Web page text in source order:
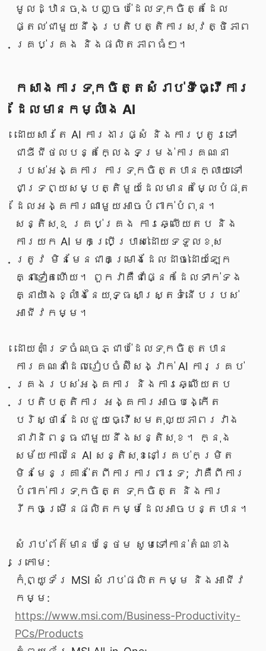
មូលដ្ឋានចុងបញ្ចប់ដែលទុកចិត្តដែល
ផ្តល់ជាមួយនឹងប្រតិបត្តិការសុវត្ថិភាព
គ្រប់គ្រង និងផលិតភាពធំៗ។
កសាងការទុកចិត្តសំរាប់ទីធ្វើការ
ដែលមានកម្លាំង AI
ដោយសារតែ AI ការងារផ្សំ និងការប្តូរទៅ
ជាឌីជីថលបន្តក្លែងទម្រង់ការគណនា
របស់អង្គការ ការទុកចិត្តបានក្លាយទៅ
ជាទ្រព្យសម្បត្តិមួយដែលមានតម្លៃបំផុត
ដែលអង្គការណាមួយអាចបំពាក់បំពុន។
សន្តិសុខ គ្រប់គ្រង ការឆ្លើយតប និង
ការយក AI មកប្រើប្រាស់ដោយទទួលខុស
ត្រូវ មិនមែនជាគម្រោងដែលដាច់ដោយឡែក
គ្នាទៀតហើយ។ ពួកវាគឺជាផ្នែកដែលទាក់ទង
គ្នាយ៉ាងខ្លាំងនៃយុទ្ធសាស្ត្រទំនើបរបស់
អាជីវកម្ម។
ដោយគាំទ្រចំណុចភ្ជាប់ដែលទុកចិត្តបាន
ការគណនាដែលរៀបចំស៊ីសង្វាក់ AI ការគ្រប់
គ្រងរបស់អង្គការ និងការឆ្លើយតប
ប្រតិបត្តិការ អង្គការអាចបង្កើត
បរិស្ថានដែលជួយធ្វើសមតុល្យភាពរវាង
នាវានិពន្ធជាមួយនឹងសន្តិសុខ។ ក្នុង
សម័យកាលនៃ AI សន្តិសុខនៅគ្រប់កម្រិត
មិនមែនគ្រាន់តែពីការការពារទេ; វាគឺពីការ
បំពាក់ការទុកចិត្ត ទុកចិត្ត និងការ
រីកចម្រើនផលិតកម្មដែលអាចបន្តបាន។
សំរាប់ព័ត៌មានបន្ថែម សូមទៅកាន់តំណខាង
ក្រោម:
កុំព្យូទ័រ MSI សំរាប់ផលិតកម្ម និងអាជីវ
កម្ម:
https://www.msi.com/Business-Productivity-
PCs/Products